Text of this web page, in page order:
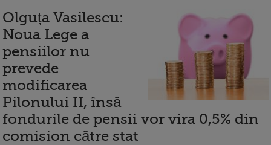
Olguța Vasilescu:
Noua Lege a
pensiilor nu
prevede
modificarea
Pilonului II, însă
fondurile de pensii vor vira 0,5% din
comision către stat